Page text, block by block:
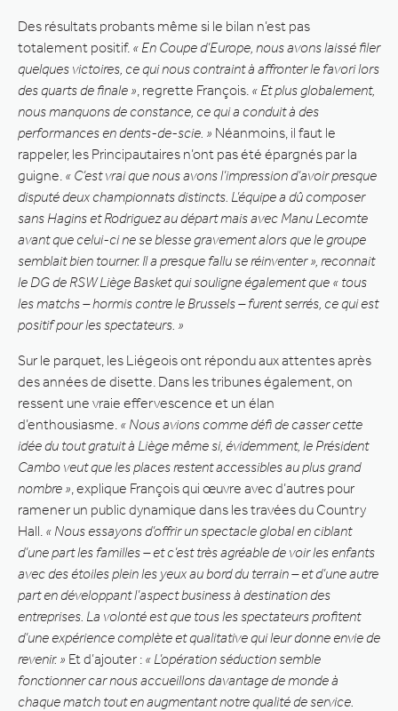
Des résultats probants même si le bilan n’est pas
totalement positif. « En Coupe d’Europe, nous avons laissé filer
quelques victoires, ce qui nous contraint à affronter le favori lors
des quarts de finale » , regrette François. « Et plus globalement,
nous manquons de constance, ce qui a conduit à des
performances en dents-de-scie. » Néanmoins, il faut le
rappeler, les Principautaires n’ont pas été épargnés par la
guigne. « C’est vrai que nous avons l’impression d’avoir presque
disputé deux championnats distincts. L’équipe a dû composer
sans Hagins et Rodriguez au départ mais avec Manu Lecomte
avant que celui-ci ne se blesse gravement alors que le groupe
semblait bien tourner. Il a presque fallu se réinventer», reconnait
le DG de RSW Liège Basket qui souligne également que « tous
les matchs – hormis contre le Brussels – furent serrés, ce qui est
positif pour les spectateurs. »
Sur le parquet, les Liégeois ont répondu aux attentes après
des années de disette. Dans les tribunes également, on
ressent une vraie effervescence et un élan
d’enthousiasme. « Nous avions comme défi de casser cette
idée du tout gratuit à Liège même si, évidemment, le Président
Cambo veut que les places restent accessibles au plus grand
nombre » , explique François qui œuvre avec d’autres pour
ramener un public dynamique dans les travées du Country
Hall. « Nous essayons d’offrir un spectacle global en ciblant
d’une part les familles – et c’est très agréable de voir les enfants
avec des étoiles plein les yeux au bord du terrain – et d’une autre
part en développant l’aspect business à destination des
entreprises. La volonté est que tous les spectateurs profitent
d’une expérience complète et qualitative qui leur donne envie de
revenir. » Et d’ajouter : « L’opération séduction semble
fonctionner car nous accueillons davantage de monde à
chaque match tout en augmentant notre qualité de service.